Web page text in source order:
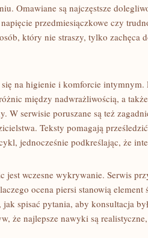
Omawiane są najczęstsze
przedmiesiączkowe czy
który nie straszy, tylko zachęca
na higienie i komforcie intymnym.
między nadwrażliwością, a
W serwisie poruszane są też
Teksty pomagają
jednocześnie podkreślając, że
jest wczesne wykrywanie. Serwis
ocena piersi stanowią
spisać pytania, aby konsultacja
że najlepsze nawyki są